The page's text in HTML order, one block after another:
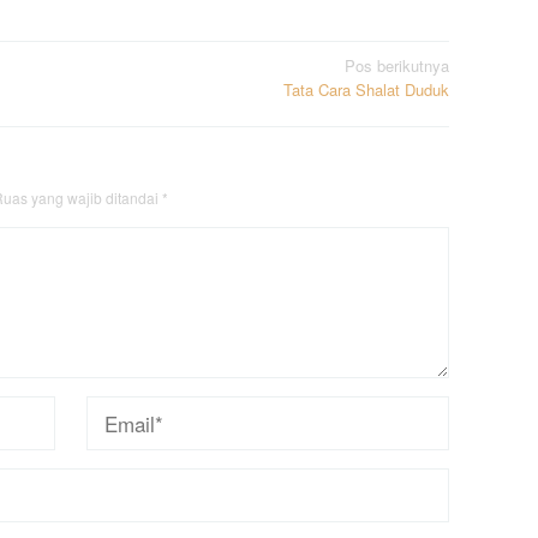
Pos berikutnya
Tata Cara Shalat Duduk
yang wajib ditandai *